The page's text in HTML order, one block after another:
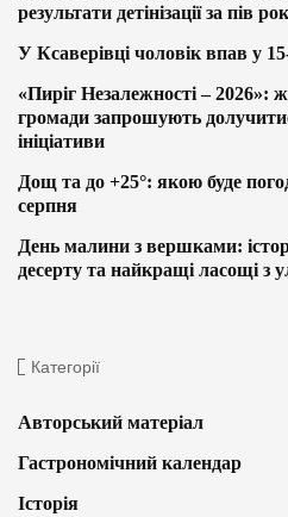
результати детінізації за пів
У Ксаверівці чоловік впав у
«Пиріг Незалежності – 2026»:
громади запрошують
ініціативи
Дощ та до +25°: якою буде
серпня
День малини з вершками:
десерту та найкращі ласощі з
Категорії
Авторський матеріал
Гастрономічний календар
Історія